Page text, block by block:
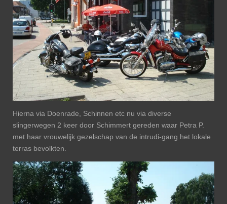
Hierna via Doenrade, Schinnen etc nu via diverse
slingerwegen 2 keer door Schimmert gereden waar Petra P.
met haar vrouwelijk gezelschap van de intrudi-gang het lokale
terras bevolkten.